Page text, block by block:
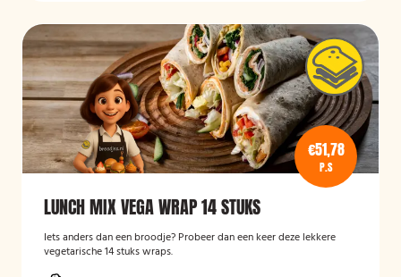
€51,78
P.S
LUNCH MIX VEGA WRAP 14 STUKS
Iets anders dan een broodje? Probeer dan een keer deze lekkere
vegetarische 14 stuks wraps.